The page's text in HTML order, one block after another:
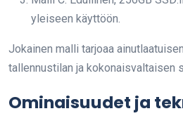
yleiseen käyttöön.
Jokainen malli tarjoaa
tallennustilan ja kokonaisvaltaisen
Ominaisuudet ja